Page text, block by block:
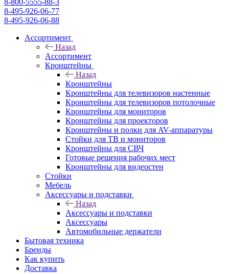
8-800-5555-88-3
8-495-926-06-77
8-495-926-06-88
Ассортимент
Назад
Ассортимент
Кронштейны
Назад
Кронштейны
Кронштейны для телевизоров настенные
Кронштейны для телевизоров потолочные
Кронштейны для мониторов
Кронштейны для проекторов
Кронштейны и полки для AV-аппаратуры
Стойки для ТВ и мониторов
Кронштейны для СВЧ
Готовые решения рабочих мест
Кронштейны для видеостен
Стойки
Мебель
Аксессуары и подставки
Назад
Аксессуары и подставки
Аксессуары
Автомобильные держатели
Бытовая техника
Бренды
Как купить
Доставка